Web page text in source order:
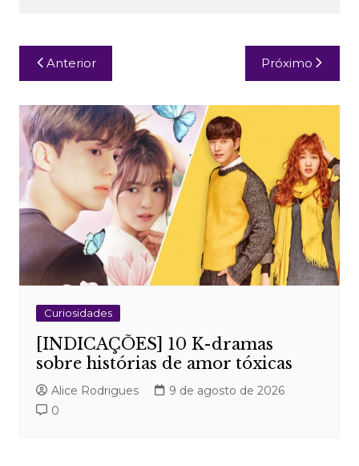
Navegação
de
Post
Anterior Próximo
Curiosidades
[INDICAÇÕES] 10 K-dramas
sobre histórias de amor tóxicas
Alice Rodrigues
9 de agosto de 2026
0